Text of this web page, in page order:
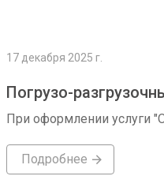
17 декабря 2025 г.
Погрузо-
При оформлении услуги
Подробнее